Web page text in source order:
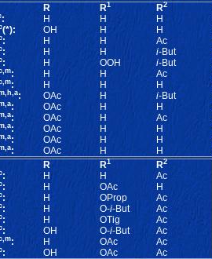
R R1 R2
: H H H
(*): OH H H
: H H Ac
: H H i-But
: H OOH i-But
: H H Ac
: H H H
: OAc H i-But
: OAc H H
: OAc H Ac
: OAc H H
: OAc H H
: OAc H H
R R1 R2
: H H
Ac
: H OAc
H
: H OProp
Ac
: H O-i-But
Ac
: H OTig
Ac
: OH O-i-But
Ac
: H OAc
Ac
: OH OAc Ac